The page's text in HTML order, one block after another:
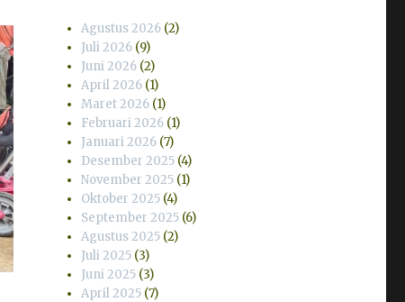
Agustus 2026 (2)
Juli 2026 (9)
Juni 2026 (2)
April 2026 (1)
Maret 2026 (1)
Februari 2026 (1)
Januari 2026 (7)
Desember 2025 (4)
November 2025 (1)
Oktober 2025 (4)
September 2025 (6)
Agustus 2025 (2)
Juli 2025 (3)
Juni 2025 (3)
April 2025 (7)